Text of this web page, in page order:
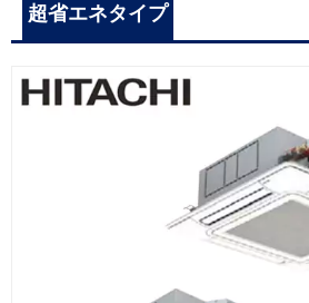
超省エネタイプ